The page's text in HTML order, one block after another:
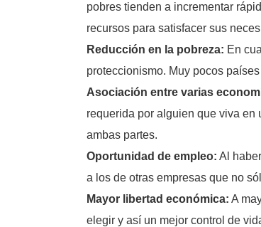
pobres tienden a incrementar
recursos para satisfacer sus
Reducción en la pobreza: En
proteccionismo. Muy pocos
Asociación entre varias
requerida por alguien que viva en
ambas partes.
Oportunidad de empleo: Al
a los de otras empresas que no
Mayor libertad económica: A
elegir y así un mejor control de